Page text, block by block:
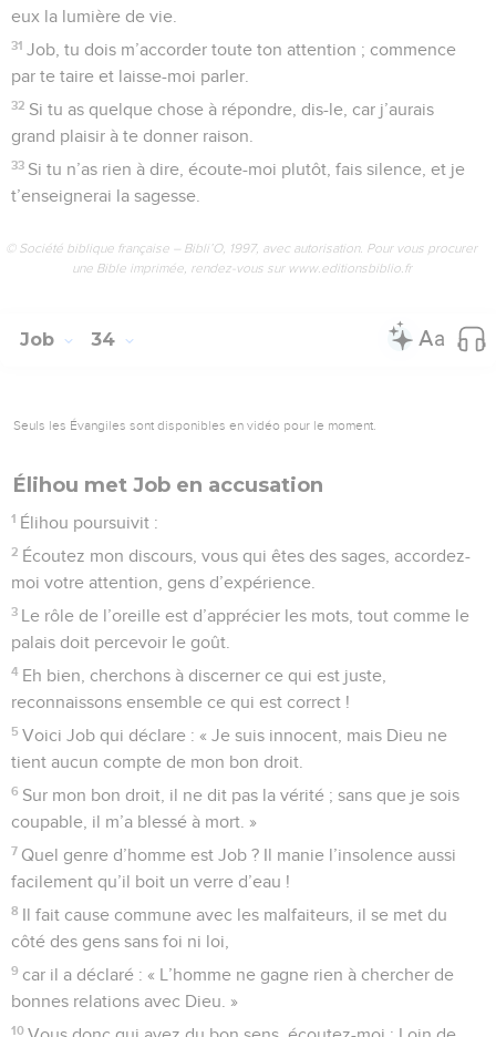
eux la lumière de vie.
31 Job, tu dois m’accorder toute ton attention ; commence
par te taire et laisse-moi parler.
32 Si tu as quelque chose à répondre, dis-le, car j’aurais
grand plaisir à te donner raison.
33 Si tu n’as rien à dire, écoute-moi plutôt, fais silence, et je
t’enseignerai la sagesse.
© Société biblique française – Bibli’O, 1997, avec autorisation. Pour vous procurer
une Bible imprimée, rendez-vous sur www.editionsbiblio.fr
Job 34
Seuls les Évangiles sont disponibles en vidéo pour le moment.
Élihou met Job en accusation
1 Élihou poursuivit :
2 Écoutez mon discours, vous qui êtes des sages, accordez-
moi votre attention, gens d’expérience.
3 Le rôle de l’oreille est d’apprécier les mots, tout comme le
palais doit percevoir le goût.
4 Eh bien, cherchons à discerner ce qui est juste,
reconnaissons ensemble ce qui est correct !
5 Voici Job qui déclare : « Je suis innocent, mais Dieu ne
tient aucun compte de mon bon droit.
6 Sur mon bon droit, il ne dit pas la vérité ; sans que je sois
coupable, il m’a blessé à mort. »
7 Quel genre d’homme est Job ? Il manie l’insolence aussi
facilement qu’il boit un verre d’eau !
8 Il fait cause commune avec les malfaiteurs, il se met du
côté des gens sans foi ni loi,
9 car il a déclaré : « L’homme ne gagne rien à chercher de
bonnes relations avec Dieu. »
10